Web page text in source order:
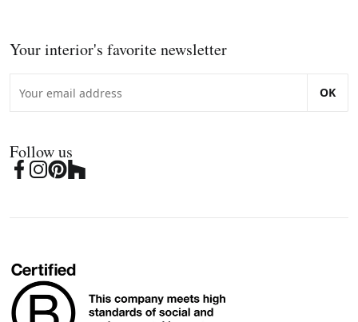
Your interior's favorite newsletter
OK
Follow us